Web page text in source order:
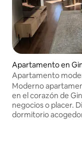
Apartamento en
Apartamento
en el centro de
Moderno
en el corazón de
negocios o placer.
dormitorio